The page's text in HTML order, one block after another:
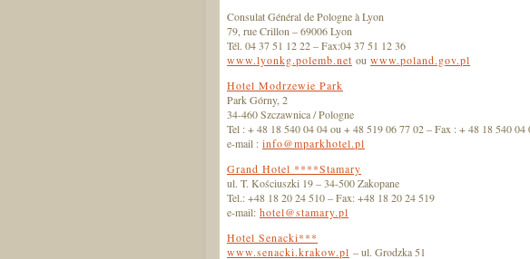
Consulat Général de Pologne à Lyon
79, rue Crillon – 69006 Lyon
Tél. 04 37 51 12 22 – Fax:04 37 51 12 36
www.lyonkg.polemb.net ou www.poland.gov.pl
Hotel Modrzewie Park
Park Górny, 2
34-460 Szczawnica / Pologne
Tel : + 48 18 540 04 04 ou + 48 519 06 77 02 – Fax : + 48 18 540 04
e-mail : info@mparkhotel.pl
Grand Hotel ****Stamary
ul. T. Kościuszki 19 – 34-500 Zakopane
Tel.: +48 18 20 24 510 – Fax: +48 18 20 24 519
e-mail: hotel@stamary.pl
Hotel Senacki***
www.senacki.krakow.pl – ul. Grodzka 51